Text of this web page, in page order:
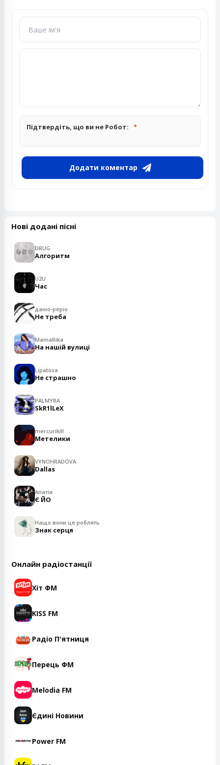
Підтвердіть, що ви не Робот:
Додати коментар
Нові додані пісні
DRUG
Алгоритм
U2U
Час
даніо-реріо
Не треба
MamaRika
На нашій вулиці
Lipatova
Не страшно
PALMYRA
SkR1lLeX
mercurikill
Метелики
VYNOHRADOVA
Dallas
Апатія
Є ЙО
Нащо вони це роблять
Знак серця
Онлайн радіостанції
Хіт ФМ
KISS FM
Радіо П'ятниця
Перець ФМ
Melodia FM
Єдині Новини
Power FM